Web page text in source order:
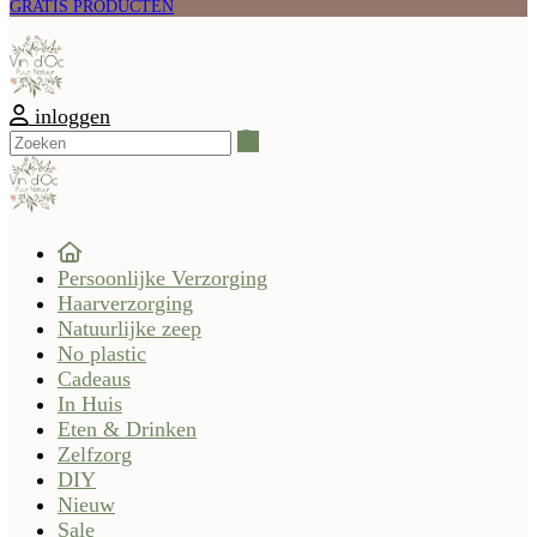
GRATIS PRODUCTEN
inloggen
Persoonlijke Verzorging
Haarverzorging
Natuurlijke zeep
No plastic
Cadeaus
In Huis
Eten & Drinken
Zelfzorg
DIY
Nieuw
Sale